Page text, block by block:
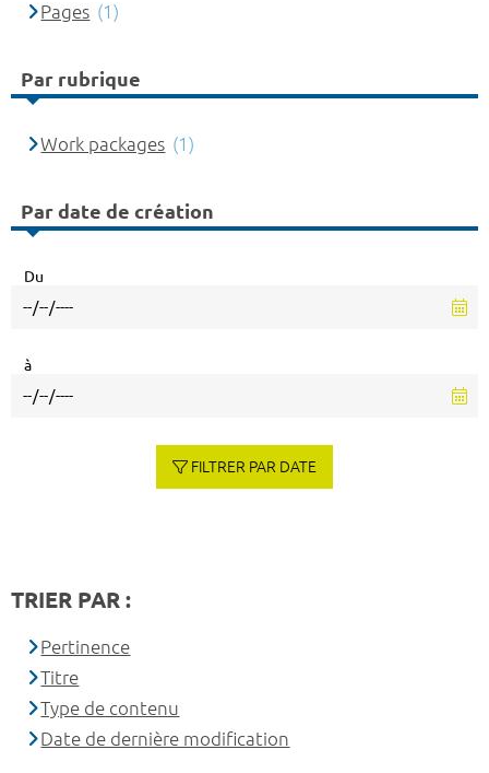
Pages (1)
Par rubrique
Work packages (1)
Par date de création
Du
à
FILTRER PAR DATE
TRIER PAR :
Pertinence
Titre
Type de contenu
Date de dernière modification